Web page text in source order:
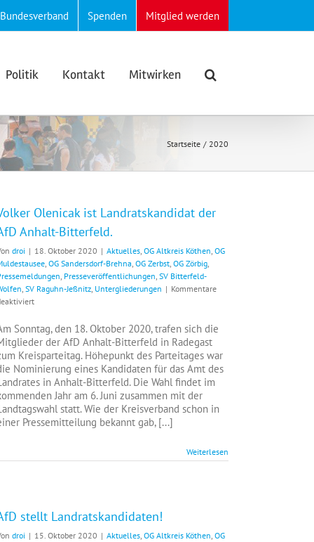
Bundesverband Spenden Mitglied werden
Politik Kontakt Mitwirken
Startseite 2020
Olenicak ist Landratskandidat der
Anhalt-Bitterfeld.
droi | 18. Oktober 2020 | Aktuelles, OG Altkreis Köthen, OG
, OG Sandersdorf-Brehna, OG Zerbst, OG Zörbig,
, Presseveröffentlichungen, SV Bitterfeld-
, SV Raguhn-Jeßnitz, Untergliederungen | Kommentare
für
Olenicak
ist
Landratskandidat
der
AfD
Anhalt-
Bitterfeld.
Sonntag, den 18. Oktober 2020, trafen sich die
der AfD Anhalt-Bitterfeld in Radegast
Kreisparteitag. Höhepunkt des Parteitages war
Nominierung eines Kandidaten für das Amt des
in Anhalt-Bitterfeld. Die Wahl findet im
Jahr am 6. Juni zusammen mit der
statt. Wie der Kreisverband schon in
Pressemitteilung bekannt gab, [...]
Weiterlesen
stellt Landratskandidaten!
droi | 15. Oktober 2020 | Aktuelles, OG Altkreis Köthen, OG